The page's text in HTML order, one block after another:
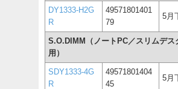
DY1333-H2G
R
49571801401
79
5月
S.O.DIMM（ノートPC／スリムデス
用）
SDY1333-4G
R
49571801404
45
5月